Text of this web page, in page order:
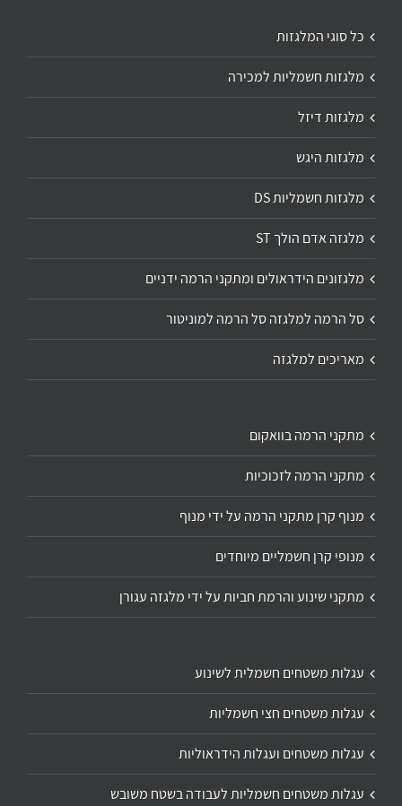
כל סוגי המלגזות
מלגזות חשמליות למכירה
מלגזות דיזל
מלגזות היגש
מלגזות חשמליות DS
מלגזה אדם הולך ST
מלגזונים הידראולים ומתקני הרמה ידניים
סל הרמה למלגזה סל הרמה למוניטור
מאריכים למלגזה
מתקני הרמה בוואקום
מתקני הרמה לזכוכיות
מנוף קרן מתקני הרמה על ידי מנוף
מנופי קרן חשמליים מיוחדים
מתקני שינוע והרמת חביות על ידי מלגזה עגורן
עגלות משטחים חשמלית לשינוע
עגלות משטחים חצי חשמליות
עגלות משטחים ועגלות הידראוליות
עגלות משטחים חשמליות לעבודה בשטח משובש